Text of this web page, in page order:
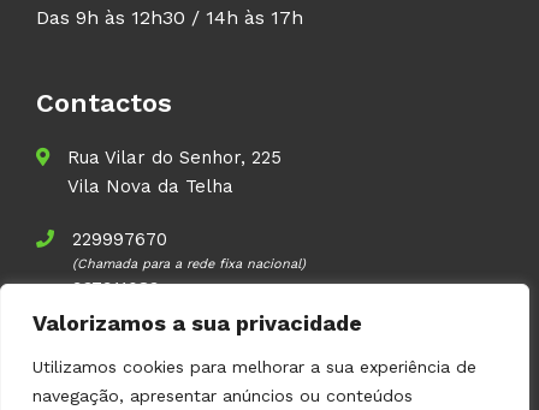
Valorizamos a sua privacidade
Utilizamos cookies para melhorar a sua experiência de
navegação, apresentar anúncios ou conteúdos
Das 9h às 12h30 / 14h às 17h
Contactos
Rua Vilar do Senhor, 225
Vila Nova da Telha
229997670
(Chamada para a rede fixa nacional)
937911083
(Chamada para a rede móvel nacional)
geral@volupal.pt